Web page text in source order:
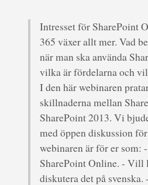
Intresset för SharePoint
365 växer allt mer. Vad
när man ska använda
vilka är fördelarna och
I den här webinaren
skillnaderna mellan
SharePoint 2013. Vi
med öppen diskussion
webinaren är för er som:
SharePoint Online. - Vill
diskutera det på